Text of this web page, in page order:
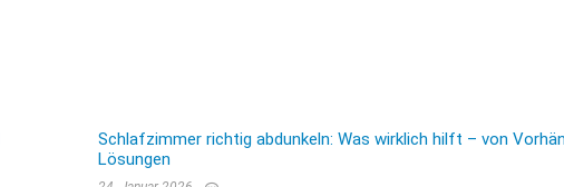
Schlafzimmer richtig abdunkeln: Was wirklich hilft – von
Lösungen